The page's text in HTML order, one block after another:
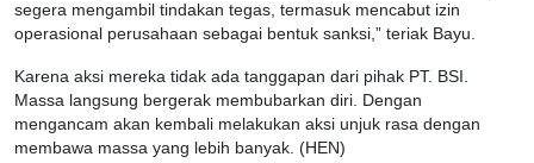
segera mengambil tindakan tegas, termasuk mencabut izin
operasional perusahaan sebagai bentuk sanksi,” teriak Bayu.
Karena aksi mereka tidak ada tanggapan dari pihak PT. BSI.
Massa langsung bergerak membubarkan diri. Dengan
mengancam akan kembali melakukan aksi unjuk rasa dengan
membawa massa yang lebih banyak. (HEN)